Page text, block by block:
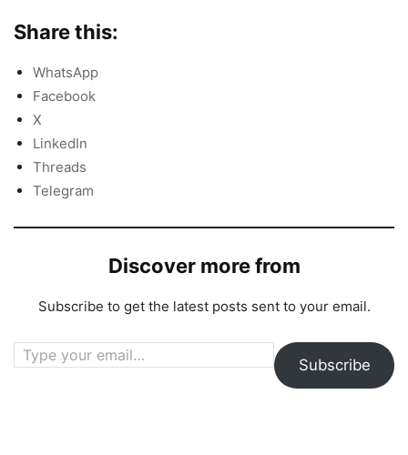
Share this:
WhatsApp
Facebook
X
LinkedIn
Threads
Telegram
Discover more from
Subscribe to get the latest posts sent to your email.
Type your email…
Subscribe